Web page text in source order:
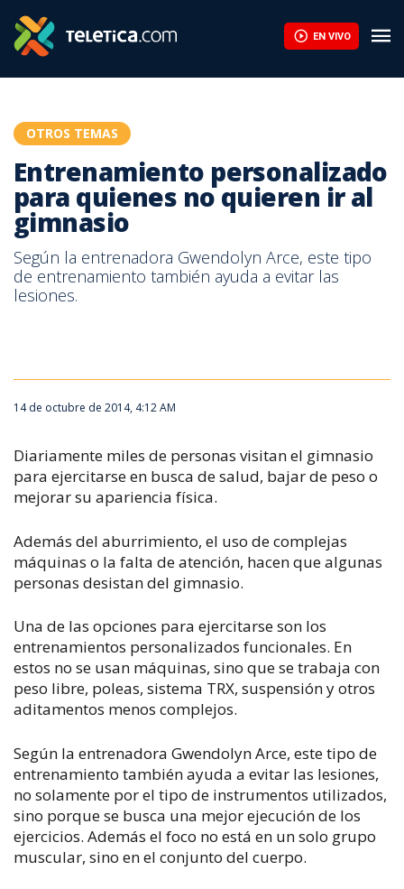
EN VIVO
OTROS TEMAS
Entrenamiento personalizado
para quienes no quieren ir al
gimnasio
Según la entrenadora Gwendolyn Arce, este tipo
de entrenamiento también ayuda a evitar las
lesiones.
14 de octubre de 2014, 4:12 AM
Diariamente miles de personas visitan el gimnasio
para ejercitarse en busca de salud, bajar de peso o
mejorar su apariencia física.
Además del aburrimiento, el uso de complejas
máquinas o la falta de atención, hacen que algunas
personas desistan del gimnasio.
Una de las opciones para ejercitarse son los
entrenamientos personalizados funcionales. En
estos no se usan máquinas, sino que se trabaja con
peso libre, poleas, sistema TRX, suspensión y otros
aditamentos menos complejos.
Según la entrenadora Gwendolyn Arce, este tipo de
entrenamiento también ayuda a evitar las lesiones,
no solamente por el tipo de instrumentos utilizados,
sino porque se busca una mejor ejecución de los
ejercicios. Además el foco no está en un solo grupo
muscular, sino en el conjunto del cuerpo.